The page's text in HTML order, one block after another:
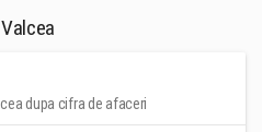
dupa cifra de afaceri